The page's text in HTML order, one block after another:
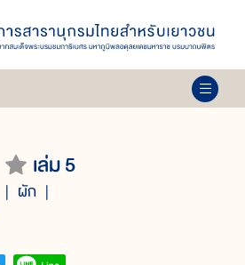
เล่ม 5
ผัก